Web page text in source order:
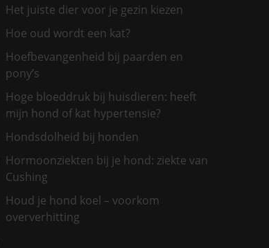
Het juiste dier voor je gezin kiezen
Hoe oud wordt een kat?
Hoefbevangenheid bij paarden en
pony’s
Hoge bloeddruk bij huisdieren: heeft
mijn hond of kat hypertensie?
Hondsdolheid bij honden
Hormoonziekten bij je hond: ziekte van
Cushing
Houd je hond koel – voorkom
oververhitting